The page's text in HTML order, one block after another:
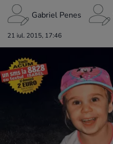
Gabriel Penes
21 iul. 2015, 17:46